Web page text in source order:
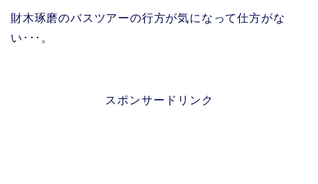
財木琢磨のバスツアーの行方が気になって仕方がな
い･･･。
スポンサードリンク